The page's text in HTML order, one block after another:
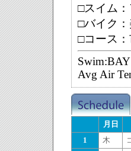
□スイム：
□バイク
□コース：
Avg Air
月日
1
木